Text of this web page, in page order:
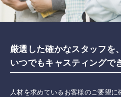
厳選した確かなスタッフを、
いつでもキャスティングで
人材を求めているお客様のご要望に